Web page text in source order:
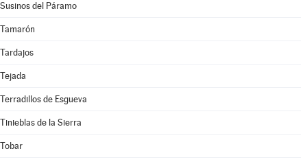
Susinos del Páramo
Tamarón
Tardajos
Tejada
Terradillos de Esgueva
Tinieblas de la Sierra
Tobar